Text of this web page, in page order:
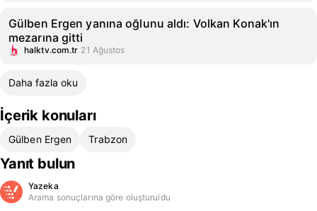
Gülben Ergen yanına oğlunu aldı: Volkan Konak'ın
mezarına gitti
halktv.com.tr 21 Ağustos
Daha fazla oku
İçerik konuları
Gülben Ergen Trabzon
Yanıt bulun
Yazeka
Arama sonuçlarına göre oluşturuldu